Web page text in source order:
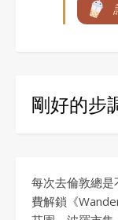
剛好的步
每次去倫敦總
費解鎖《